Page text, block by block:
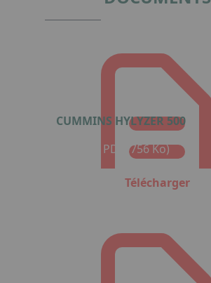
CUMMINS HYLYZER 500
Format : PDF (756 Ko)
Télécharger